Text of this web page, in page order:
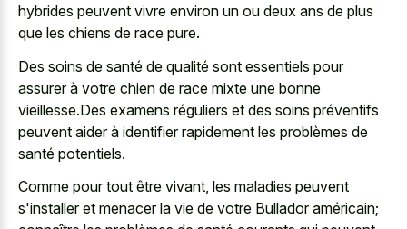
hybrides peuvent vivre environ un ou deux ans de plus
que les chiens de race pure.
Des soins de santé de qualité sont essentiels pour
assurer à votre chien de race mixte une bonne
vieillesse.Des examens réguliers et des soins préventifs
peuvent aider à identifier rapidement les problèmes de
santé potentiels.
Comme pour tout être vivant, les maladies peuvent
s'installer et menacer la vie de votre Bullador américain;